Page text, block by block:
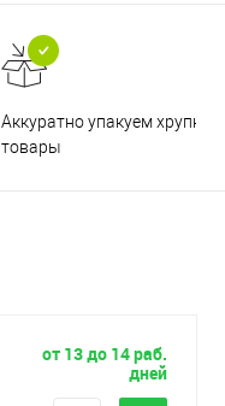
Аккуратно упакуем хрупкие
товары
от 13 до 14 раб.
дней